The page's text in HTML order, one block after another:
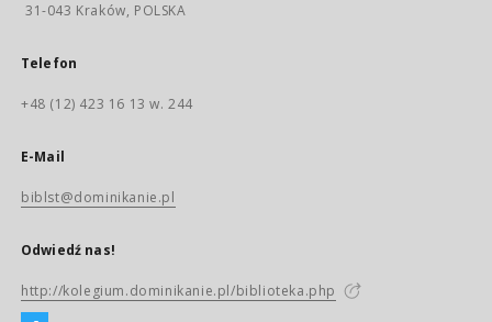
31-043 Kraków, POLSKA
Telefon
+48 (12) 423 16 13 w. 244
E-Mail
biblst@dominikanie.pl
Odwiedź nas!
http://kolegium.dominikanie.pl/biblioteka.php